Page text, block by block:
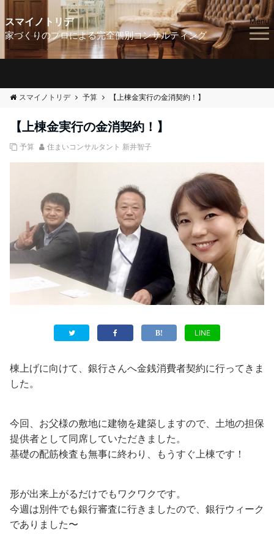
スマイノトリデ
家づくりのプロによる完全個別コンサルティング
Menu
スマイノトリデ 予算 【上棟金実行の金消契約！】
【上棟金実行の金消契約！】
予算 住まいコンサルタント 新井智子
LINE
棟上げに向けて、銀行さんへ金銭消費者契約に行ってきま
した。
今回、お父様の敷地に建物を建築しますので、土地の担保
提供者として同席していただきました。
基礎の配筋検査も無事に終わり、もうすぐ上棟です！
形が出来上がるだけでもワクワクです。
今週は別件でも銀行審査に行きましたので、銀行ウィーク
でありました〜